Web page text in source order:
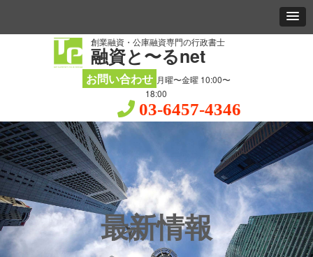
創業融資・公庫融資専門の行政書士
融資と〜るnet
お問い合わせ 月曜〜金曜 10:00〜
18:00
03-6457-4346
最新情報